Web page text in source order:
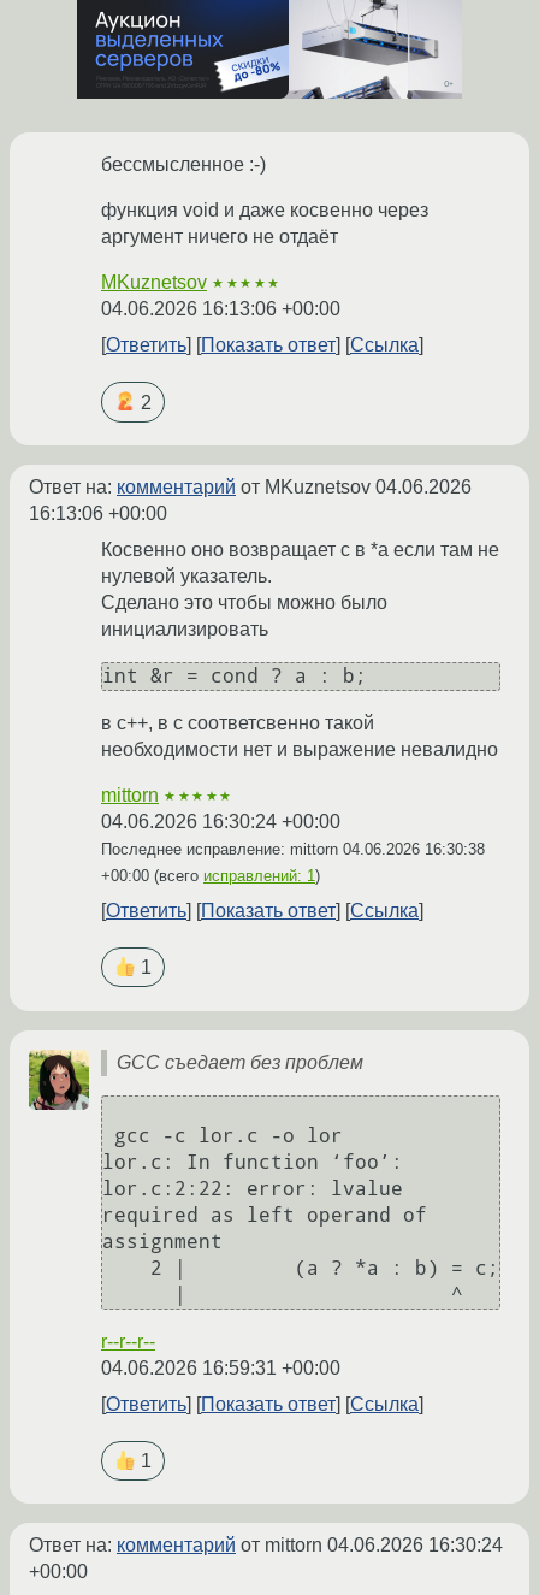
бессмысленное :-)
функция void и даже косвенно через
аргумент ничего не отдаёт
MKuznetsov ★★★★★
04.06.2026 16:13:06 +00:00
Ответить
Показать ответ Ссылка
2
Ответ на: комментарий от MKuznetsov 04.06.2026
16:13:06 +00:00
Косвенно оно возвращает c в *a если там не
нулевой указатель.
Сделано это чтобы можно было
инициализировать
int &r = cond ? a : b;
в c++, в c соответсвенно такой
необходимости нет и выражение невалидно
mittorn ★★★★★
04.06.2026 16:30:24 +00:00
Последнее исправление: mittorn 04.06.2026 16:30:38
+00:00 (всего исправлений: 1 )
Ответить Показать ответ Ссылка
1
GCC съедает без проблем
lor.c: In function ‘foo’:
lor.c:2:22: error: lvalue
required as left operand of
assignment
r--r--r--
04.06.2026 16:59:31 +00:00
Ответить
Показать ответ Ссылка
1
Ответ на: комментарий от mittorn 04.06.2026 16:30:24
+00:00